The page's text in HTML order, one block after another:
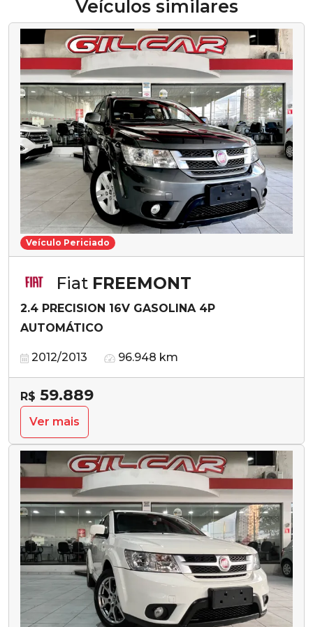
Veículos similares
Veículo Periciado
Fiat FREEMONT
2.4 PRECISION 16V GASOLINA 4P
AUTOMÁTICO
2012/2013 96.948 km
R$ 59.889
Ver mais